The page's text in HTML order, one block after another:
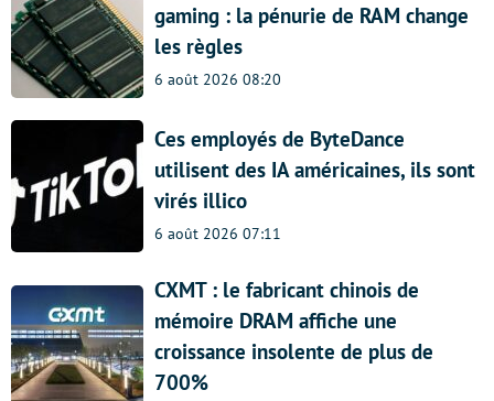
gaming : la pénurie de RAM change
les règles
6 août 2026 08:20
Ces employés de ByteDance
utilisent des IA américaines, ils sont
virés illico
6 août 2026 07:11
CXMT : le fabricant chinois de
mémoire DRAM affiche une
croissance insolente de plus de
700%